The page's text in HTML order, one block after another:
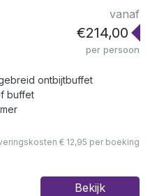
vanaf
€214,00
per persoon
ontbijtbuffet
buffet
€ 12,95 per boeking
Bekijk